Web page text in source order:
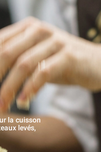
la cuisson
levés,